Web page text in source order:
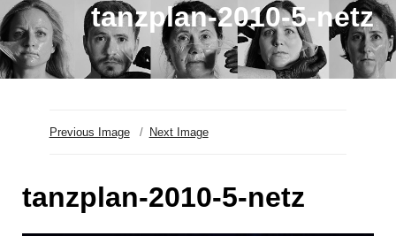
tanzplan-2010-5-netz
Previous Image Next Image
tanzplan-2010-5-netz